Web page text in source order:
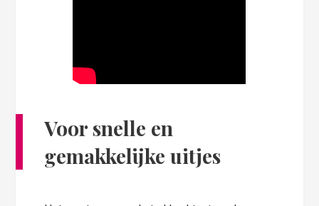
Voor snelle en
gemakkelijke uitjes